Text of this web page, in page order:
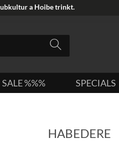
a Hoibe trinkt.
SALE %%% SPECIALS
HABEDERE